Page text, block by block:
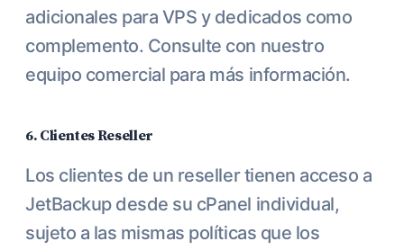
adicionales para VPS y dedicados como
complemento. Consulte con nuestro
equipo comercial para más información.
6. Clientes Reseller
Los clientes de un reseller tienen acceso a
JetBackup desde su cPanel individual,
sujeto a las mismas políticas que los